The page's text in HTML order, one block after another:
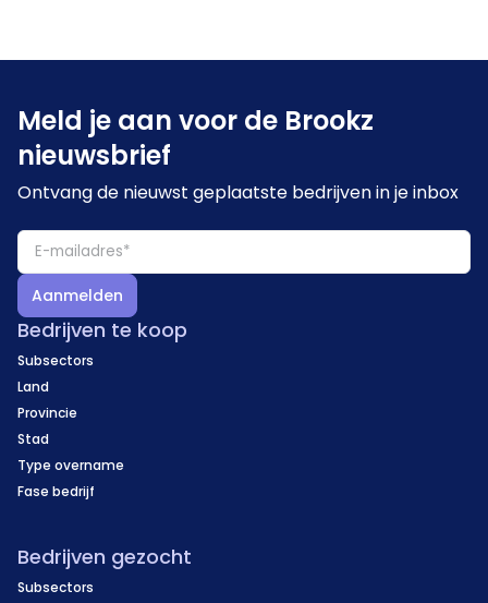
Meld je aan voor de Brookz
nieuwsbrief
Ontvang de nieuwst geplaatste bedrijven in je inbox
Aanmelden
Bedrijven te koop
Subsectors
Land
Provincie
Stad
Type overname
Fase bedrijf
Bedrijven gezocht
Subsectors